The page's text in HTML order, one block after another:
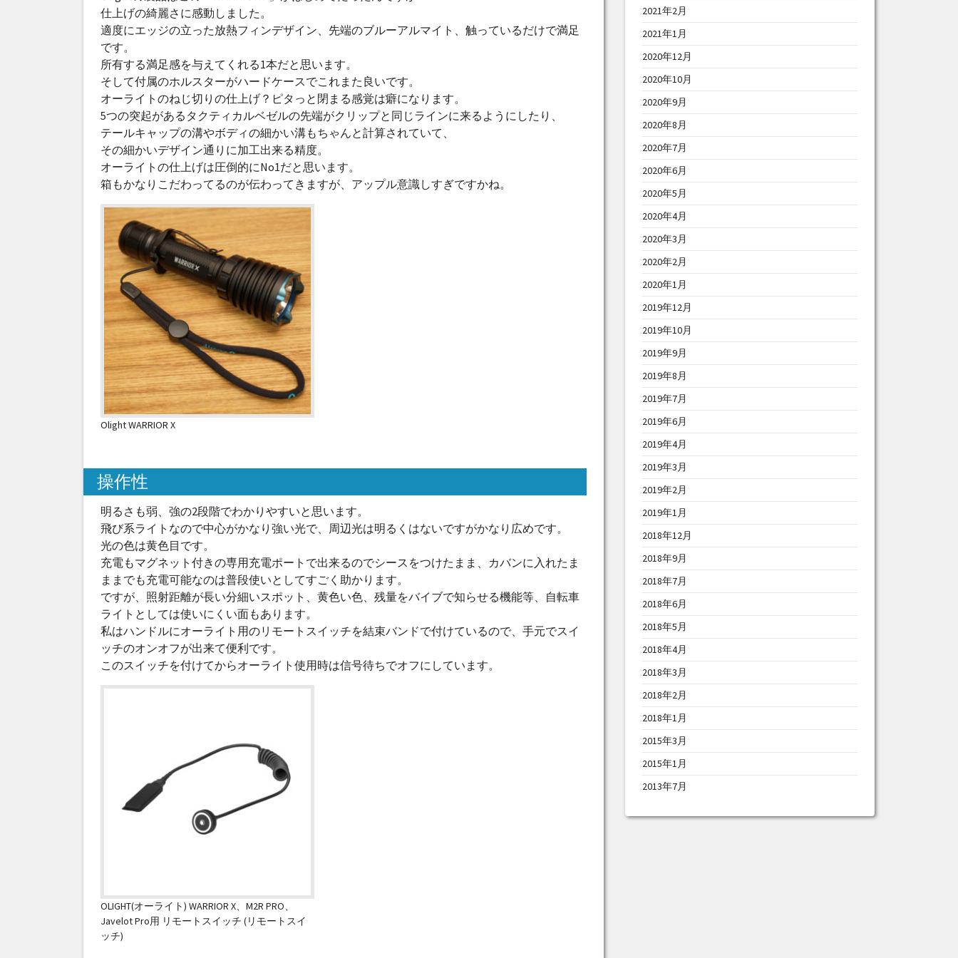
仕上げの綺麗さに感動しました。
適度にエッジの立った放熱フィンデザイン、先端のブルーアルマイト、触っているだけで満足
です。
所有する満足感を与えてくれる1本だと思います。
そして付属のホルスターがハードケースでこれまた良いです。
オーライトのねじ切りの仕上げ？ピタっと閉まる感覚は癖になります。
5つの突起があるタクティカルベゼルの先端がクリップと同じラインに来るようにしたり、
テールキャップの溝やボディの細かい溝もちゃんと計算されていて、
その細かいデザイン通りに加工出来る精度。
オーライトの仕上げは圧倒的にNo1だと思います。
箱もかなりこだわってるのが伝わってきますが、アップル意識しすぎですかね。
Olight WARRIOR X
操作性
明るさも弱、強の2段階でわかりやすいと思います。
飛び系ライトなので中心がかなり強い光で、周辺光は明るくはないですがかなり広めです。
光の色は黄色目です。
充電もマグネット付きの専用充電ポートで出来るのでシースをつけたまま、カバンに入れたま
ままでも充電可能なのは普段使いとしてすごく助かります。
ですが、照射距離が長い分細いスポット、黄色い色、残量をバイブで知らせる機能等、自転車
ライトとしては使いにくい面もあります。
私はハンドルにオーライト用のリモートスイッチを結束バンドで付けているので、手元でスイ
ッチのオンオフが出来て便利です。
このスイッチを付けてからオーライト使用時は信号待ちでオフにしています。
OLIGHT(オーライト) WARRIOR X、M2R PRO、
Javelot Pro用 リモートスイッチ (リモートスイ
ッチ)
2021年2月
2021年1月
2020年12月
2020年10月
2020年9月
2020年8月
2020年7月
2020年6月
2020年5月
2020年4月
2020年3月
2020年2月
2020年1月
2019年12月
2019年10月
2019年9月
2019年8月
2019年7月
2019年6月
2019年4月
2019年3月
2019年2月
2019年1月
2018年12月
2018年9月
2018年7月
2018年6月
2018年5月
2018年4月
2018年3月
2018年2月
2018年1月
2015年3月
2015年1月
2013年7月